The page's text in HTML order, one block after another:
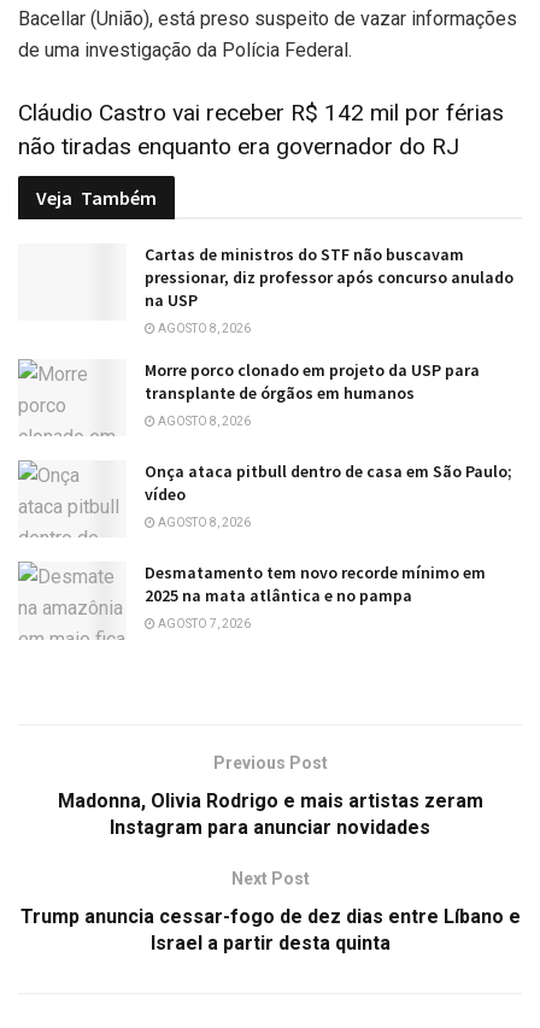
Bacellar (União), está preso suspeito de vazar informações
de uma investigação da Polícia Federal.
Cláudio Castro vai receber R$ 142 mil por férias
não tiradas enquanto era governador do RJ
Veja Também
Cartas de ministros do STF não buscavam
pressionar, diz professor após concurso anulado
na USP
AGOSTO 8, 2026
Morre porco clonado em projeto da USP para
transplante de órgãos em humanos
AGOSTO 8, 2026
Onça ataca pitbull dentro de casa em São Paulo;
vídeo
AGOSTO 8, 2026
Desmatamento tem novo recorde mínimo em
2025 na mata atlântica e no pampa
AGOSTO 7, 2026
Previous Post
Madonna, Olivia Rodrigo e mais artistas zeram
Instagram para anunciar novidades
Next Post
Trump anuncia cessar-fogo de dez dias entre Líbano e
Israel a partir desta quinta